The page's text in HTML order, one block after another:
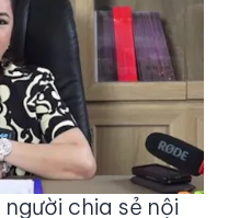
chia sẻ nội